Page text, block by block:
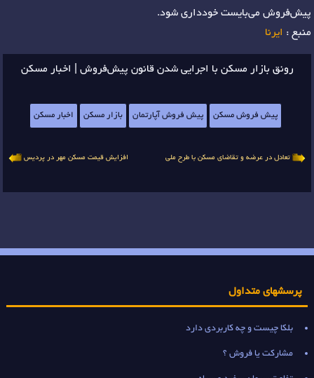
پیش‌فروش می‌بایست خودداری شود.
منبع : ایرنا
رونق بازار مسکن با اجرایی شدن قانون پیش‌فروش | اخبار مسکن
پیش فروش مسکن پیش فروش آپارتمان بازار مسکن اخبار مسکن
تعادل در عرضه و تقاضای مسکن با طرح ملی افزایش قیمت مسکن مهر در پردیس
پرسشهای متداول
بلکا چیست و چه کاربردی دارد
مشارکت یا فروش ؟